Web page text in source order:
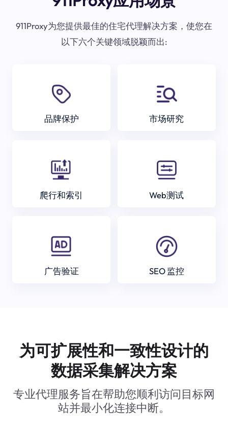
911Proxy为您提供最佳的住宅代理解决方案，使您在
以下六个关键领域脱颖而出:
品牌保护 市场研究
爬行和索引 Web测试
广告验证 SEO 监控
为可扩展性和一致性设计的
数据采集解决方案
专业代理服务旨在帮助您顺利访问目标网
站并最小化连接中断。